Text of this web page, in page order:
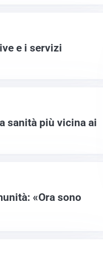
e i servizi
sanità più vicina ai
«Ora sono